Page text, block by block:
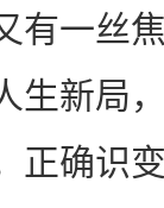
有一丝
生新局
正确识